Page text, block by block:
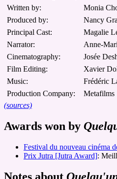
Written by:
Monia
Produced by:
Nancy
Principal Cast:
Magalie
Narrator:
Anne-
Cinematography:
Josée
Film Editing:
Xavier
Music:
Frédéric
Production Company:
Metafilms
(sources)
Awards won by
Festival du nouveau cinéma
Prix Jutra [Jutra Award]:
Notes about